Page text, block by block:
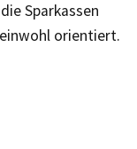
Sparkassen
orientiert.